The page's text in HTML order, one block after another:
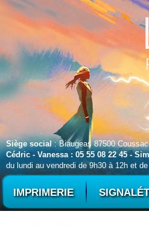
Siège social: Biaugeas 87500
Cédric - Vanessa : 05 55 08 22 45 -
du lundi au vendredi de 9h30 à 12h et
IMPRIMERIE